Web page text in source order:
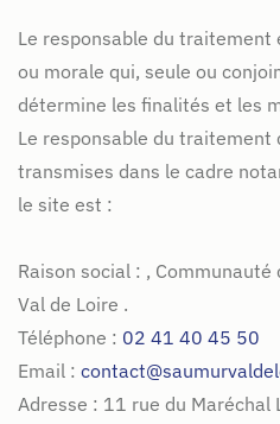
Le responsable du traitement
ou morale qui, seule ou
détermine les finalités et les
Le responsable du traitement
transmises dans le cadre
le site est :
Raison social : , Communauté
Val de Loire .
Téléphone : 02 41 40 45 50
Email :
Adresse : 11 rue du Maréchal